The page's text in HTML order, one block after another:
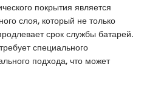
покрытия является
слоя, который не только
срок службы батарей.
специального
подхода, что может